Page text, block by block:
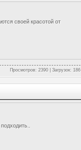
своей красотой от
Просмотров: 2390 | Загрузок: 186 |